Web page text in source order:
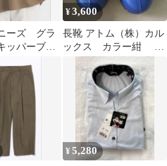
ーズ グラ
ッパーブラ
¥3,600
長靴 アトム（株）カル
ックス カラー紺 26
㌢です 新品未使用品
です
¥5,280